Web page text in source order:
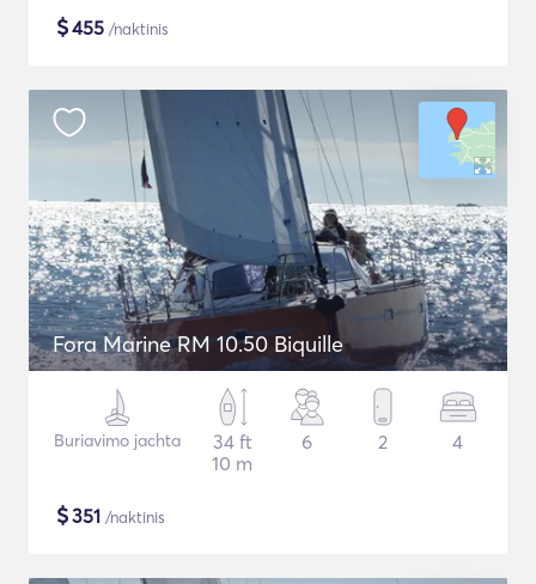
$455 /naktinis
Fora Marine RM 10.50 Biquille
Buriavimo jachta
34 ft
10 m
6 2 4
$351 /naktinis